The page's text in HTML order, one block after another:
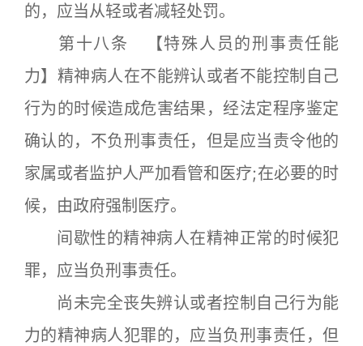
的，应当从轻或者减轻处罚。
第十八条 【特殊人员的刑事责任能
力】精神病人在不能辨认或者不能控制自己
行为的时候造成危害结果，经法定程序鉴定
确认的，不负刑事责任，但是应当责令他的
家属或者监护人严加看管和医疗;在必要的时
候，由政府强制医疗。
间歇性的精神病人在精神正常的时候犯
罪，应当负刑事责任。
尚未完全丧失辨认或者控制自己行为能
力的精神病人犯罪的，应当负刑事责任，但